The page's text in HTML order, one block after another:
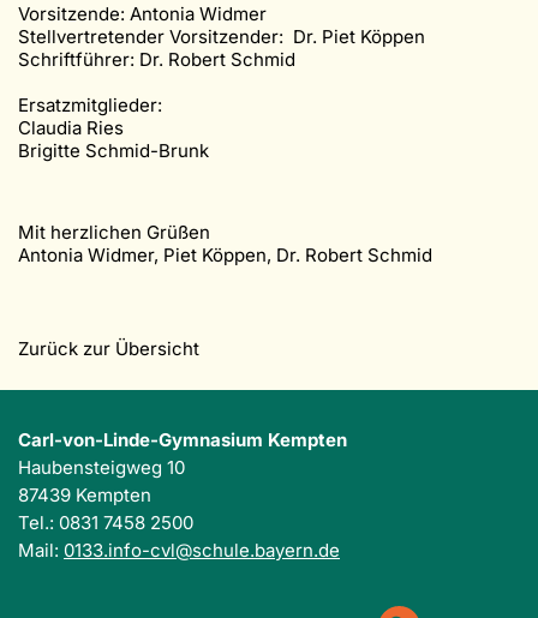
Vorsitzende: Antonia Widmer
Stellvertretender Vorsitzender: Dr. Piet Köppen
Schriftführer: Dr. Robert Schmid
Ersatzmitglieder:
Claudia Ries
Brigitte Schmid-Brunk
Mit herzlichen Grüßen
Antonia Widmer, Piet Köppen, Dr. Robert Schmid
Zurück zur Übersicht
Carl-von-Linde-Gymnasium Kempten
Haubensteigweg 10
87439 Kempten
Tel.: 0831 7458 2500
Mail: 0133.info-cvl@schule.bayern.de